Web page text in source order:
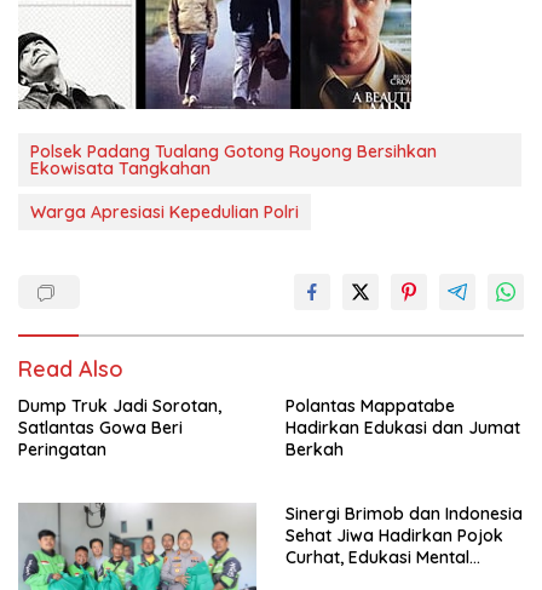
Polsek Padang Tualang Gotong Royong Bersihkan
Ekowisata Tangkahan
Warga Apresiasi Kepedulian Polri
Read Also
Dump Truk Jadi Sorotan,
Satlantas Gowa Beri
Peringatan
Polantas Mappatabe
Hadirkan Edukasi dan Jumat
Berkah
Sinergi Brimob dan Indonesia
Sehat Jiwa Hadirkan Pojok
Curhat, Edukasi Mental